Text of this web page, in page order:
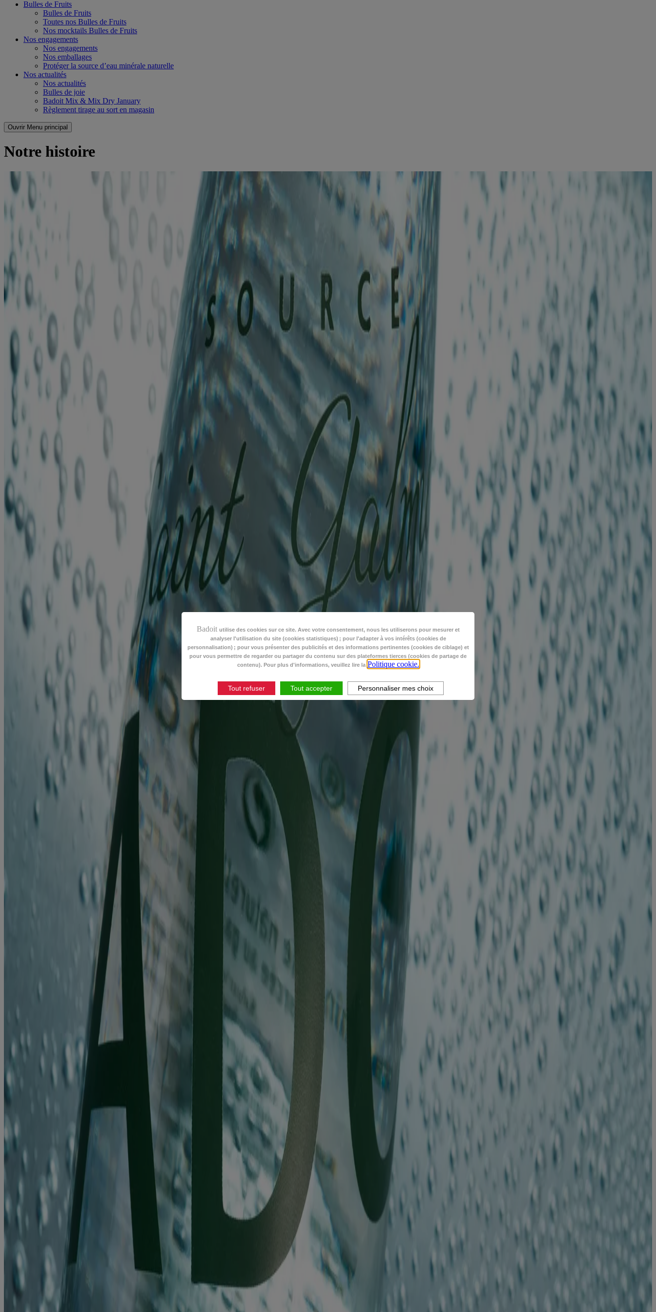
Badoit utilise des cookies sur ce site. Avec votre consentement, nous les utiliserons pour mesurer et
analyser l'utilisation du site (cookies statistiques) ; pour l'adapter à vos intérêts (cookies de
personnalisation) ; pour vous présenter des publicités et des informations pertinentes (cookies de ciblage) et
pour vous permettre de regarder ou partager du contenu sur des plateformes tierces (cookies de partage de
contenu). Pour plus d'informations, veuillez lire la Politique cookie.
Tout refuser Tout accepter Personnaliser mes choix
Bulles de Fruits
Bulles de Fruits
Toutes nos Bulles de Fruits
Nos mocktails Bulles de Fruits
Nos engagements
Nos engagements
Nos emballages
Protéger la source d’eau minérale naturelle
Nos actualités
Nos actualités
Bulles de joie
Badoit Mix & Mix Dry January
Règlement tirage au sort en magasin
Ouvrir Menu principal
Notre histoire